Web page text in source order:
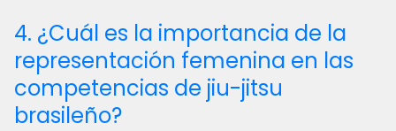
4. ¿Cuál es la importancia de la
representación femenina en las
competencias de jiu-jitsu
brasileño?